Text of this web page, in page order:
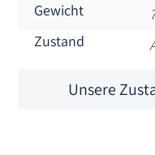
Gewicht
Zustand
Unsere